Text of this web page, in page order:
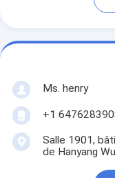
Ms. henry
+1
Salle 1901,
de Hanyang